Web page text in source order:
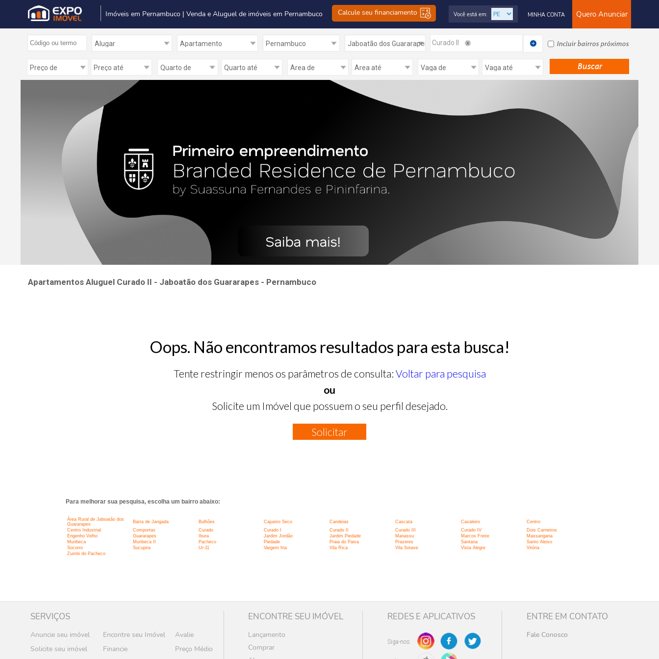
Imóveis em Pernambuco | Venda e Aluguel de imóveis em Pernambuco Calcule seu financiamento Quero Anunciar
MINHA CONTA
Você está em:
Curado II Incluir bairros próximos
Apartamentos Aluguel Curado II - Jaboatão dos Guararapes - Pernambuco
Oops. Não encontramos resultados para esta busca!
Tente restringir menos os parâmetros de consulta: Voltar para pesquisa
ou
Solicite um Imóvel que possuem o seu perfil desejado.
Solicitar
Para melhorar sua pesquisa, escolha um bairro abaixo:
Área Rural de Jaboatão dos
Guararapes
Barra de Jangada Bulhões Cajueiro Seco Candeias Cascata Cavaleiro
Centro
Centro Industrial
Comportas Curado Curado I Curado II Curado III Curado IV
Dois Carneiros
Engenho Velho
Guararapes Ibura Jardim Jordão Jardim Piedade Manassu Marcos Freire
Massangana
Muribeca
Muribeca II Pacheco Piedade Praia do Paiva Prazeres Santana
Santo Aleixo
Socorro
Sucupira Ur-11 Vargem fria Vila Rica Vila Sotave Vista Alegre
Vitória
Zumbi do Pacheco
SERVIÇOS
Anuncie seu imóvel Encontre seu Imóvel
Avalie
Solicite seu imóvel
Financie
Preço Médio
ENCONTRE SEU IMÓVEL
Lançamento
Comprar
REDES E APLICATIVOS
Siga-nos
ENTRE EM CONTATO
Fale Conosco